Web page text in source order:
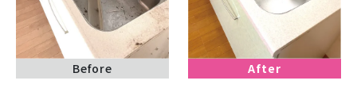
Before After